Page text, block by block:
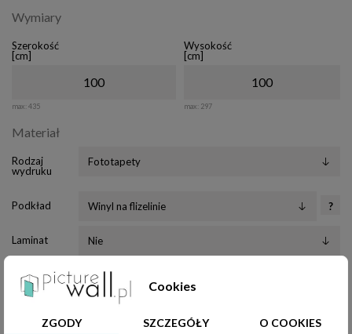
Wymiary
Szerokość
[cm]
max: 435
Wysokość
[cm]
max: 297
Materiał
Rodzaj
wydruku
Podkład ?
Laminat
Klej
Cookies
ZGODY SZCZEGÓŁY O COOKIES